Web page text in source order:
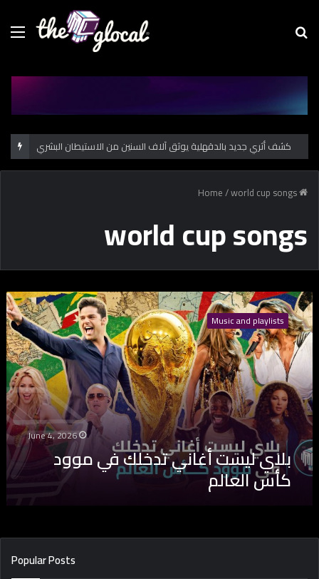
Menu
كشف أثري جديد بالدقهلية يوثق آلاف السنين من الاستيطان البشري
/world cup songs
world cup songs
ب
ل
ا
ي
ي
س
ت
أ
غ
ا
ن
ي
ل
Music and playlists
June 4, 2026
بلاي ليست أغاني تدخلك في موود
كأس العالم
Popular Posts